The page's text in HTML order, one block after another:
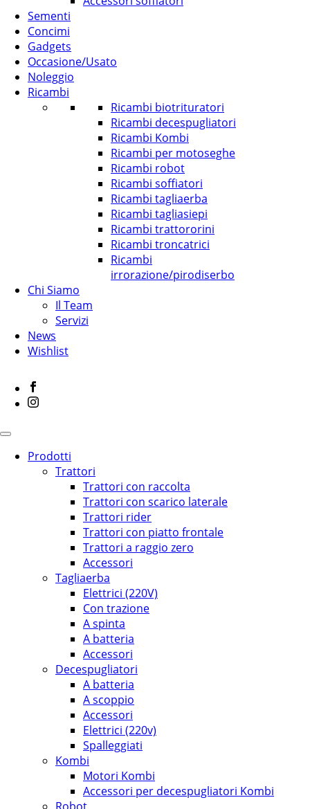
Sementi
Concimi
Gadgets
Occasione/Usato
Noleggio
Ricambi
Ricambi biotrituratori
Ricambi decespugliatori
Ricambi Kombi
Ricambi per motoseghe
Ricambi robot
Ricambi soffiatori
Ricambi tagliaerba
Ricambi tagliasiepi
Ricambi trattororini
Ricambi troncatrici
Ricambi
irrorazione/pirodiserbo
Chi Siamo
Il Team
Servizi
News
Wishlist
Prodotti
Trattori
Trattori con raccolta
Trattori con scarico laterale
Trattori rider
Trattori con piatto frontale
Trattori a raggio zero
Accessori
Tagliaerba
Elettrici (220V)
Con trazione
A spinta
A batteria
Accessori
Decespugliatori
A batteria
A scoppio
Accessori
Elettrici (220v)
Spalleggiati
Kombi
Motori Kombi
Accessori per decespugliatori Kombi